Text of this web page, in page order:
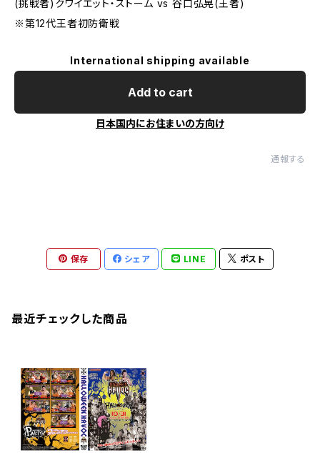
(挑戦者)クワイエット・ストーム vs 谷口弘晃(王者)
※第12代王者初防衛戦
International shipping available
Add to cart
日本国内にお住まいの方向け
通報する
保存 シェア LINE ポスト
最近チェックした商品